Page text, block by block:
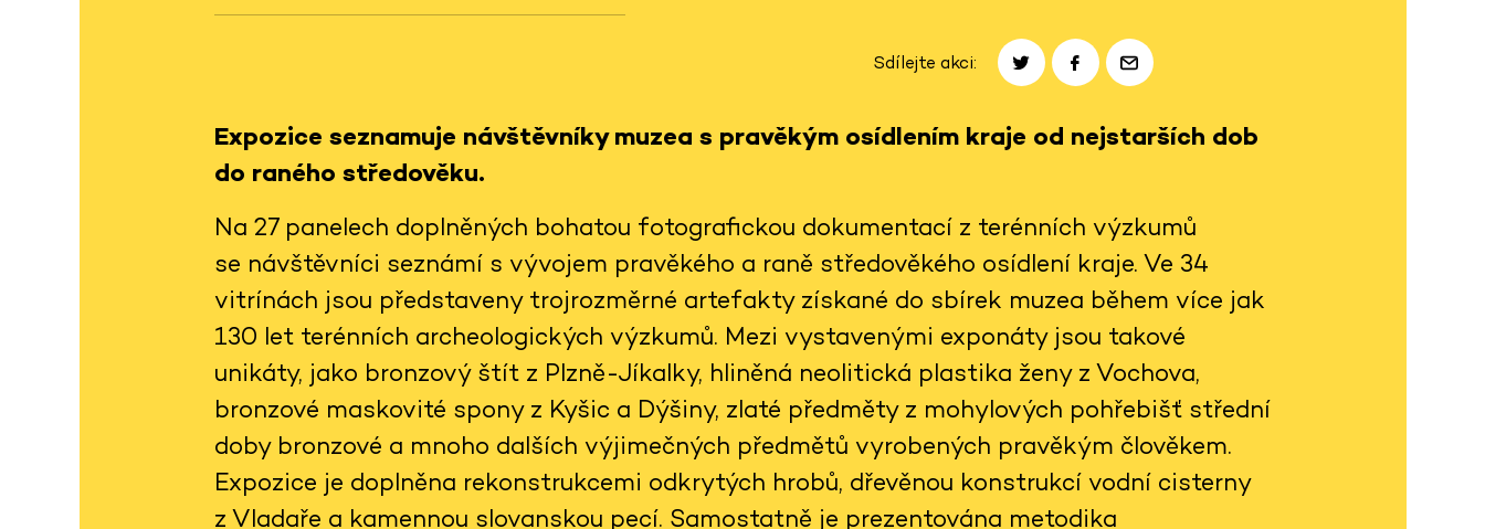
Sdílejte akci:
Expozice seznamuje návštěvníky muzea s pravěkým osídlením kraje od nejstarších dob
do raného středověku.
Na 27 panelech doplněných bohatou fotografickou dokumentací z terénních výzkumů
se návštěvníci seznámí s vývojem pravěkého a raně středověkého osídlení kraje. Ve 34
vitrínách jsou představeny trojrozměrné artefakty získané do sbírek muzea během více jak
130 let terénních archeologických výzkumů. Mezi vystavenými exponáty jsou takové
unikáty, jako bronzový štít z Plzně-Jíkalky, hliněná neolitická plastika ženy z Vochova,
bronzové maskovité spony z Kyšic a Dýšiny, zlaté předměty z mohylových pohřebišť střední
doby bronzové a mnoho dalších výjimečných předmětů vyrobených pravěkým člověkem.
Expozice je doplněna rekonstrukcemi odkrytých hrobů, dřevěnou konstrukcí vodní cisterny
z Vladaře a kamennou slovanskou pecí. Samostatně je prezentována metodika